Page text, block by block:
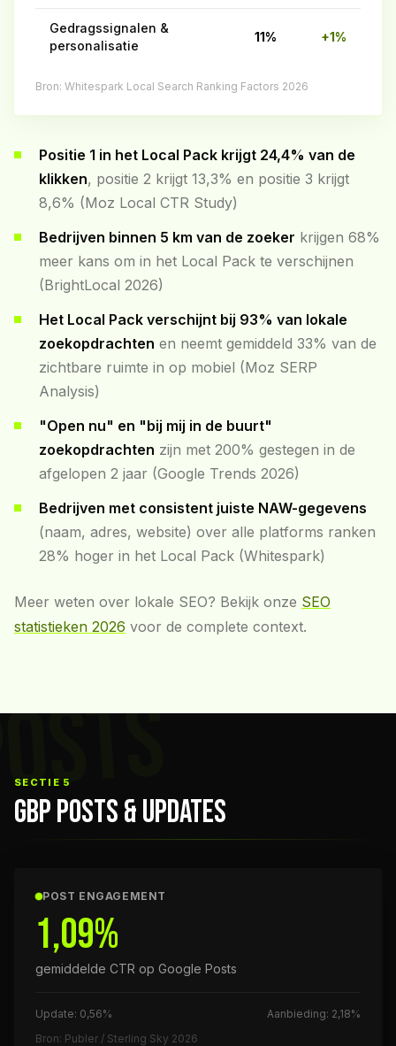
Gedragssignalen &
personalisatie
11% +1%
Bron: Whitespark Local Search Ranking Factors 2026
Positie 1 in het Local Pack krijgt 24,4% van de
klikken, positie 2 krijgt 13,3% en positie 3 krijgt
8,6% (Moz Local CTR Study)
Bedrijven binnen 5 km van de zoeker krijgen 68%
meer kans om in het Local Pack te verschijnen
(BrightLocal 2026)
Het Local Pack verschijnt bij 93% van lokale
zoekopdrachten en neemt gemiddeld 33% van de
zichtbare ruimte in op mobiel (Moz SERP
Analysis)
"Open nu" en "bij mij in de buurt"
zoekopdrachten zijn met 200% gestegen in de
afgelopen 2 jaar (Google Trends 2026)
Bedrijven met consistent juiste NAW-gegevens
(naam, adres, website) over alle platforms ranken
28% hoger in het Local Pack (Whitespark)
Meer weten over lokale SEO? Bekijk onze SEO
statistieken 2026 voor de complete context.
SECTIE 5
GBP POSTS & UPDATES
POST ENGAGEMENT
1,09%
gemiddelde CTR op Google Posts
Update: 0,56%
Aanbieding: 2,18%
Bron: Publer / Sterling Sky 2026